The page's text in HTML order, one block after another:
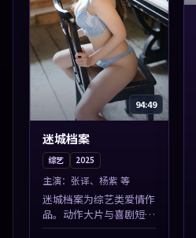
94:49
迷城档案
综艺 2025
主演： 张译、杨紫 等
迷城档案为综艺类爱情作
品。动作大片与喜剧短片
搭配推荐，亚洲影视高清